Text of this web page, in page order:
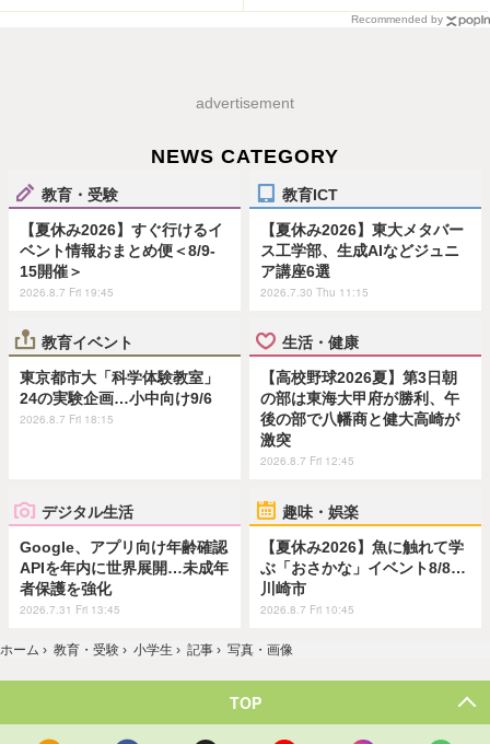
Recommended by
advertisement
NEWS CATEGORY
教育・受験
【夏休み2026】すぐ行けるイ
ベント情報おまとめ便＜8/9-
15開催＞
2026.8.7 Fri 19:45
教育ICT
【夏休み2026】東大メタバー
ス工学部、生成AIなどジュニ
ア講座6選
2026.7.30 Thu 11:15
教育イベント
東京都市大「科学体験教室」
24の実験企画…小中向け9/6
2026.8.7 Fri 18:15
生活・健康
【高校野球2026夏】第3日朝
の部は東海大甲府が勝利、午
後の部で八幡商と健大高崎が
激突
2026.8.7 Fri 12:45
デジタル生活
Google、アプリ向け年齢確認
APIを年内に世界展開…未成年
者保護を強化
2026.7.31 Fri 13:45
趣味・娯楽
【夏休み2026】魚に触れて学
ぶ「おさかな」イベント8/8…
川崎市
2026.8.7 Fri 10:45
ホーム › 教育・受験 › 小学生 › 記事 › 写真・画像
TOP